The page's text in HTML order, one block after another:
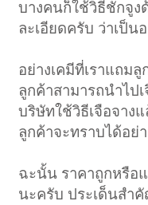
บางคนก็ใช้วิธีชักจูง
ละเอียดครับ ว่าเป็น
อย่างเคมีที่เราแถม
ลูกค้าสามารถนำไป
บริษัทใช้วิธีเจือจาง
ลูกค้าจะทราบได้อย่
ฉะนั้น ราคาถูกหรือ
นะครับ ประเด็นสำ